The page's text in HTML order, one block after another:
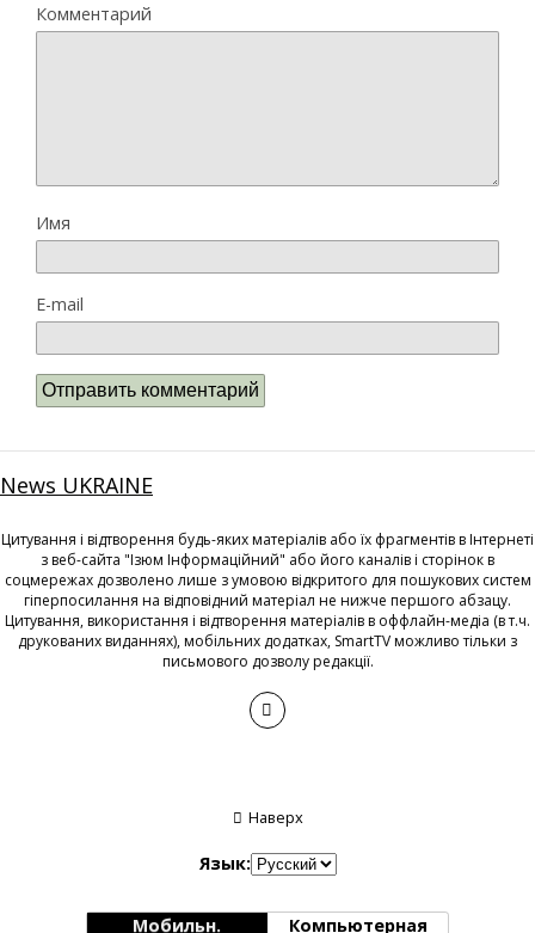
Комментарий
Имя
E-mail
News UKRAINE
Цитування і відтворення будь-яких матеріалів або їх фрагментів в Інтернеті
з веб-сайта "Ізюм Інформаційний" або його каналів і сторінок в
соцмережах дозволено лише з умовою відкритого для пошукових систем
гіперпосилання на відповідний матеріал не нижче першого абзацу.
Цитування, використання і відтворення матеріалів в оффлайн-медіа (в т.ч.
друкованих виданнях), мобільних додатках, SmartTV можливо тільки з
письмового дозволу редакції.
Наверх
Язык:
Мобильн. Компьютерная